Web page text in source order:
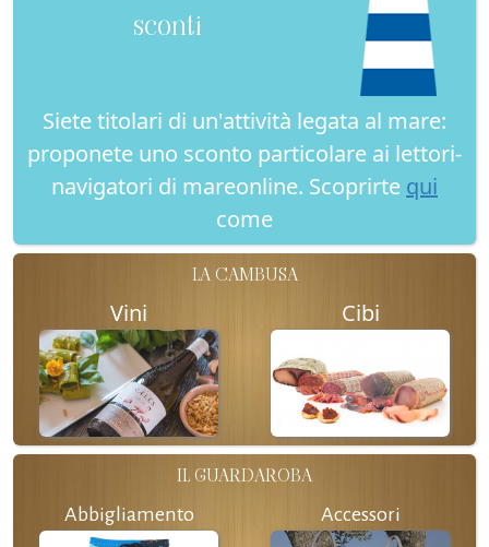
sconti
Siete titolari di un'attività legata al mare:
proponete uno sconto particolare ai lettori-
navigatori di mareonline. Scoprirte qui
come
LA CAMBUSA
Vini Cibi
IL GUARDAROBA
Abbigliamento Accessori